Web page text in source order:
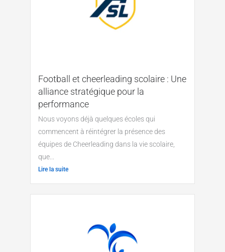
Football et cheerleading scolaire : Une
alliance stratégique pour la
performance
Nous voyons déjà quelques écoles qui
commencent à réintégrer la présence des
équipes de Cheerleading dans la vie scolaire,
que...
Lire la suite